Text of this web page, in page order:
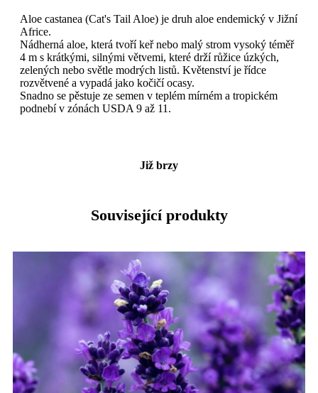
Aloe castanea (Cat's Tail Aloe) je druh aloe endemický v Jižní
Africe.
Nádherná aloe, která tvoří keř nebo malý strom vysoký téměř
4 m s krátkými, silnými větvemi, které drží růžice úzkých,
zelených nebo světle modrých listů. Květenství je řídce
rozvětvené a vypadá jako kočičí ocasy.
Snadno se pěstuje ze semen v teplém mírném a tropickém
podnebí v zónách USDA 9 až 11.
Již brzy
Související produkty